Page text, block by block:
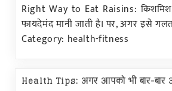
Right Way to Eat Raisins:
फायदेमंद मानी जाती है। पर, अगर इसे
Category: health-fitness
Health Tips: अगर आपको भी बार-